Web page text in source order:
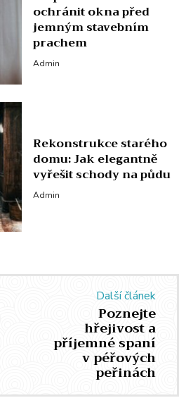
ochránit okna před
jemným stavebním
prachem
Admin
Rekonstrukce starého
domu: Jak elegantně
vyřešit schody na půdu
Admin
Další článek
Poznejte
hřejivost a
příjemné spaní
v péřových
peřinách